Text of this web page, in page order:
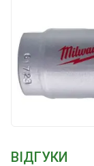
ВІДГУКИ